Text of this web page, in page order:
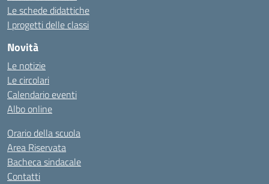
Le schede didattiche
I progetti delle classi
Novità
Le notizie
Le circolari
Calendario eventi
Albo online
Orario della scuola
Area Riservata
Bacheca sindacale
Contatti